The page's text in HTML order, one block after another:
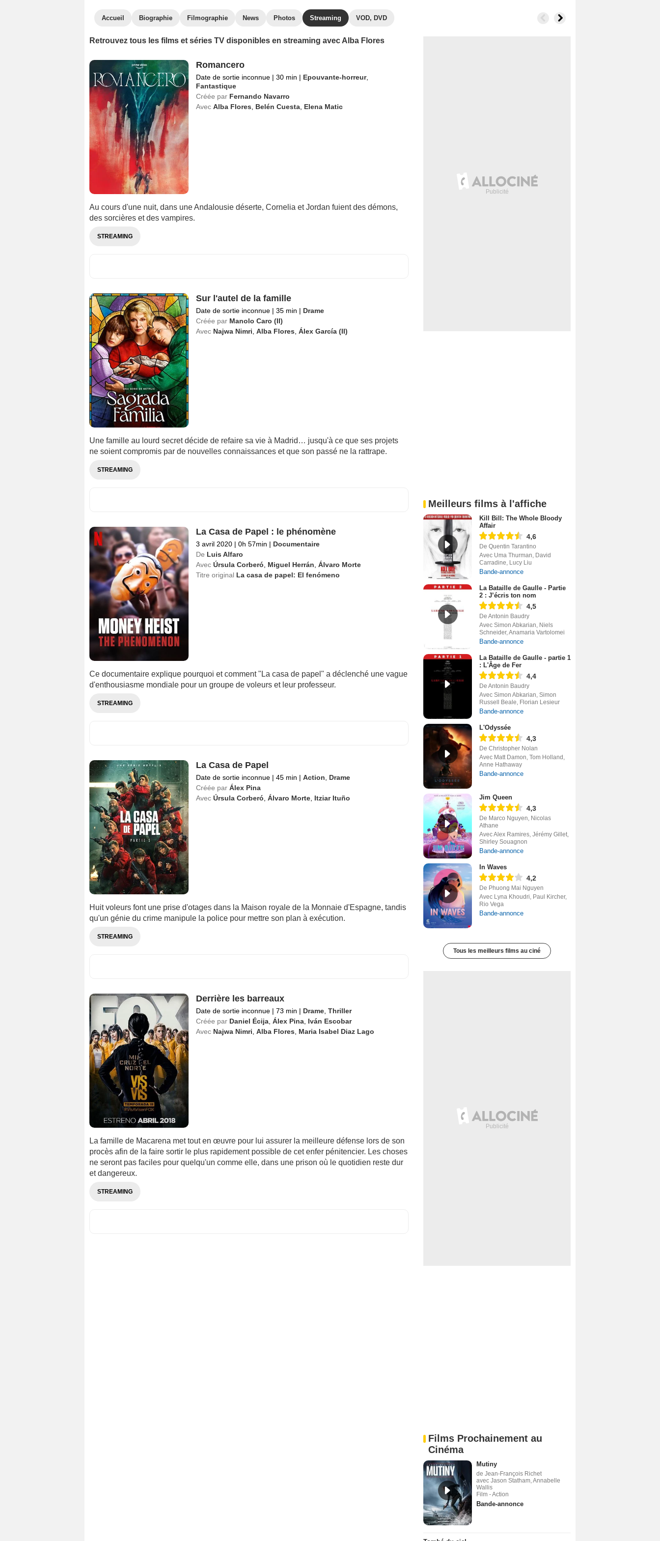
Accueil Biographie Filmographie News Photos Streaming VOD, DVD
Retrouvez tous les films et séries TV disponibles en streaming avec Alba Flores
Romancero
Date de sortie inconnue | 30 min | Epouvante-horreur,
Fantastique
Créée par Fernando Navarro
Avec Alba Flores Belén Cuesta, Elena Matic
Au cours d'une nuit, dans une Andalousie déserte, Cornelia et Jordan fuient des démons,
des sorcières et des vampires.
STREAMING
Sur l'autel de la famille
Date de sortie inconnue | 35 min | Drame
Créée par Manolo Caro (II)
Avec Najwa Nimri Alba Flores Álex García (II)
Une famille au lourd secret décide de refaire sa vie à Madrid… jusqu'à ce que ses projets
ne soient compromis par de nouvelles connaissances et que son passé ne la rattrape.
STREAMING
La Casa de Papel : le phénomène
3 avril 2020 | 0h 57min | Documentaire
De Luis Alfaro
Avec Úrsula Corberó Miguel Herrán Álvaro Morte
Titre original La casa de papel: El fenómeno
Ce documentaire explique pourquoi et comment "La casa de papel" a déclenché une vague
d'enthousiasme mondiale pour un groupe de voleurs et leur professeur.
STREAMING
La Casa de Papel
Date de sortie inconnue | 45 min | Action
Drame
Créée par Álex Pina
Avec Úrsula Corberó Álvaro Morte, Itziar Ituño
Huit voleurs font une prise d'otages dans la Maison royale de la Monnaie d'Espagne, tandis
qu'un génie du crime manipule la police pour mettre son plan à exécution.
STREAMING
Derrière les barreaux
Date de sortie inconnue | 73 min | Drame, Thriller
Créée par Daniel Écija, Álex Pina, Iván Escobar
Avec Najwa Nimri Alba Flores Maria Isabel Diaz Lago
La famille de Macarena met tout en œuvre pour lui assurer la meilleure défense lors de son
procès afin de la faire sortir le plus rapidement possible de cet enfer pénitencier. Les choses
ne seront pas faciles pour quelqu'un comme elle, dans une prison où le quotidien reste dur
et dangereux.
STREAMING
Meilleurs films à l'affiche
Kill Bill: The Whole Bloody
Affair
4,6
De Quentin Tarantino
Avec Uma Thurman, David
Carradine, Lucy Liu
Bande-annonce
La Bataille de Gaulle - Partie
2 : J’écris ton nom
4,5
De Antonin Baudry
Avec Simon Abkarian, Niels
Schneider, Anamaria Vartolomei
Bande-annonce
La Bataille de Gaulle - partie 1
: L'Âge de Fer
4,4
De Antonin Baudry
Avec Simon Abkarian, Simon
Russell Beale, Florian Lesieur
Bande-annonce
L'Odyssée
4,3
De Christopher Nolan
Avec Matt Damon, Tom Holland,
Anne Hathaway
Bande-annonce
Jim Queen
4,3
De Marco Nguyen, Nicolas
Athane
Avec Alex Ramires, Jérémy Gillet,
Shirley Souagnon
Bande-annonce
In Waves
4,2
De Phuong Mai Nguyen
Avec Lyna Khoudri, Paul Kircher,
Rio Vega
Bande-annonce
Tous les meilleurs films au ciné
Films Prochainement au
Cinéma
Mutiny
de Jean-François Richet
avec Jason Statham, Annabelle
Wallis
Film - Action
Bande-annonce